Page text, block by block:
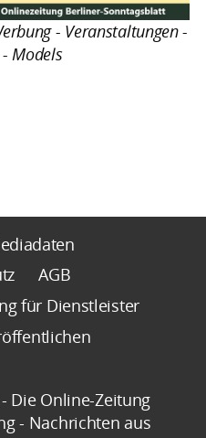
- Veranstaltungen -
Models
AGB
für Dienstleister
Die Online-Zeitung
- Nachrichten aus